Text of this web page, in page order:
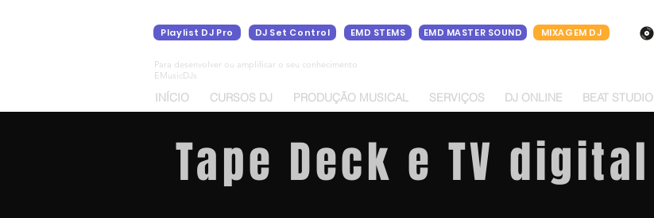
Playlist DJ Pro DJ Set Control EMD STEMS EMD MASTER SOUND MIXAGEM DJ
Para desenvolver ou amplificar o seu conhecimento
EMusicDJs
INÍCIO CURSOS DJ PRODUÇÃO MUSICAL SERVIÇOS DJ ONLINE BEAT STUDIO
Tape Deck e TV digital